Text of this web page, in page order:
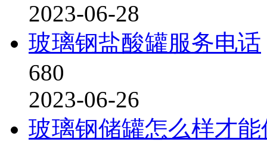
2023-06-28
玻璃钢盐酸罐服务电话
680
2023-06-26
玻璃钢储罐怎么样才